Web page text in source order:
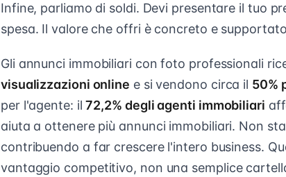
Infine, parliamo di soldi. Devi presentare il tuo
spesa. Il valore che offri è concreto e
Gli annunci immobiliari con foto professionali
visualizzazioni online e si vendono circa il 50%
per l'agente: il72,2% degli agenti immobiliari
aiuta a ottenere più annunci immobiliari. Non
contribuendo a far crescere l'intero business.
vantaggio competitivo, non una semplice